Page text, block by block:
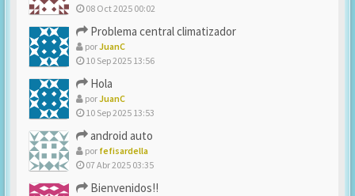
08 Oct 2025 00:02
Problema central climatizador
porJuanC
10 Sep 2025 13:56
Hola
porJuanC
10 Sep 2025 13:53
android auto
por fefisardella
07 Abr 2025 03:35
Bienvenidos!!